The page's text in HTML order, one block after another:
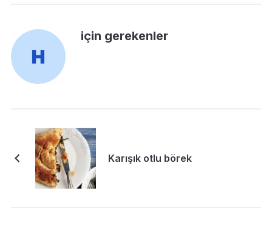
için gerekenler
Karışık otlu börek